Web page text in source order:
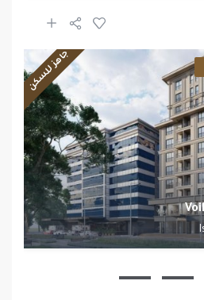
جاهز للسكن